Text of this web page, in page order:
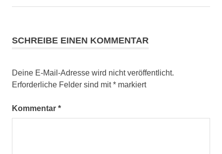
Beitrag: Beitrag:
SCHREIBE EINEN KOMMENTAR
Deine E-Mail-Adresse wird nicht veröffentlicht.
Erforderliche Felder sind mit* markiert
Kommentar *